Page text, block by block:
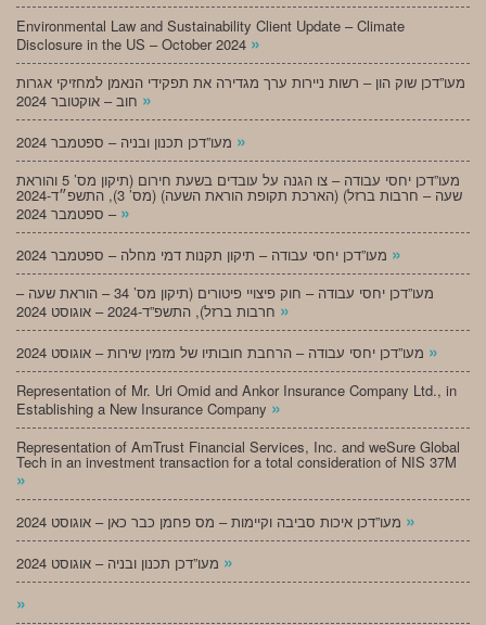
Environmental Law and Sustainability Client Update – Climate
Disclosure in the US – October 2024 »
מעו”דכן שוק הון – רשות ניירות ערך מגדירה את תפקידי הנאמן למחזיקי אגרות
»
»
מעו”דכן יחסי עבודה – צו הגנה על עובדים בשעת חירום (תיקון מס’ 5 והוראת
שעה – חרבות ברזל) (הארכת תקופת הוראת השעה) (מס’ 3), התשפ״ד-2024
– ספטמבר 2024 »
»
מעו”דכן יחסי עבודה – חוק פיצויי פיטורים (תיקון מס’ 34 – הוראת שעה –
»
»
Representation of Mr. Uri Omid and Ankor Insurance Company Ltd., in
Establishing a New Insurance Company »
Representation of AmTrust Financial Services, Inc. and weSure Global
Tech in an investment transaction for a total consideration of NIS 37M
»
»
»
»